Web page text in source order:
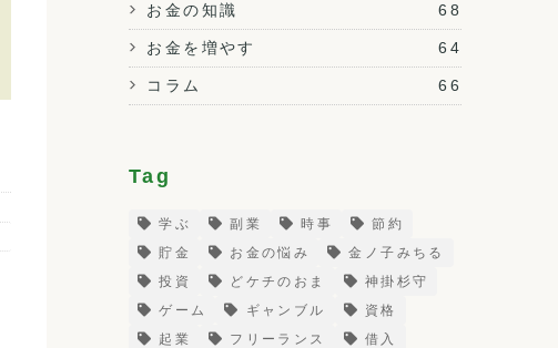
お金の知識 68
お金を増やす 64
コラム 66
Tag
学ぶ 副業 時事
節約
貯金
お金の悩み
金ノ子みちる
投資
どケチのおま
神掛杉守
ゲーム
ギャンブル
資格
起業
フリーランス
借入